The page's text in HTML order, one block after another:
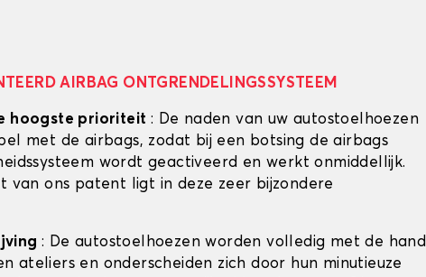
AIRBAG ONTGRENDELINGSSYSTEEM
hoogste prioriteit : De naden van uw autostoelhoezen
met de airbags, zodat bij een botsing de airbags
wordt geactiveerd en werkt onmiddellijk.
van ons patent ligt in deze zeer bijzondere
: De autostoelhoezen worden volledig met de hand
ateliers en onderscheiden zich door hun minutieuze